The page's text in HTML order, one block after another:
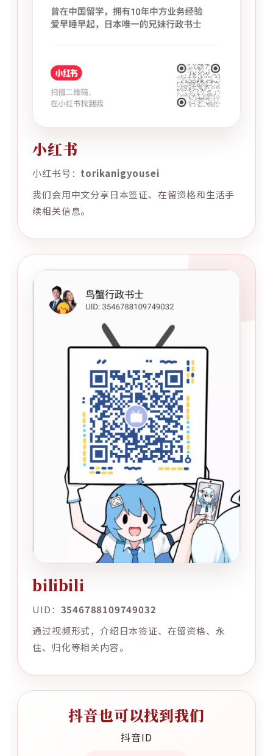
小红书
小红书号： torikanigyousei
我们会用中文分享日本签证、在留资格和生活手
续相关信息。
bilibili
UID： 3546788109749032
通过视频形式，介绍日本签证、在留资格、永
住、归化等相关内容。
抖音也可以找到我们
抖音ID